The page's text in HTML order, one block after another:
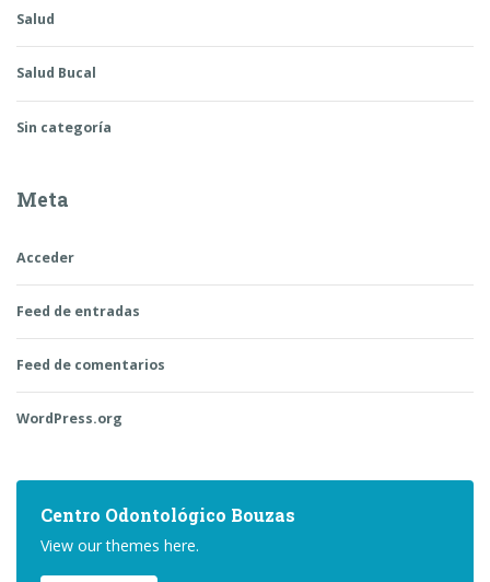
Salud
Salud Bucal
Sin categoría
Meta
Acceder
Feed de entradas
Feed de comentarios
WordPress.org
Centro Odontológico Bouzas
View our themes here.